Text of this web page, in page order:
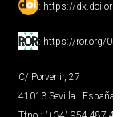
: https://
: https://ror.org/
C/ Porvenir, 27
41013 Sevilla · España